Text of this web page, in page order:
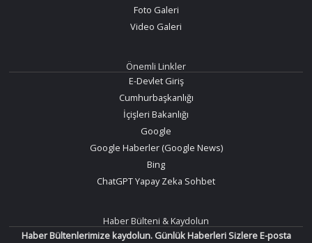
Foto Galeri
Video Galeri
Önemli Linkler
E-Devlet Giriş
Cumhurbaşkanlığı
İçişleri Bakanlığı
Google
Google Haberler (Google News)
Bing
ChatGPT Yapay Zeka Sohbet
Haber Bülteni & Kaydolun
Haber Bültenlerimize kaydolun. Günlük Haberleri Sizlere E-posta